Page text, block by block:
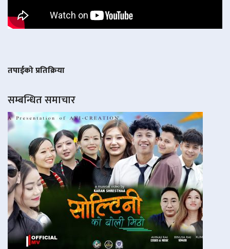
तपाईको प्रतिक्रिया
सम्बन्धित समाचार